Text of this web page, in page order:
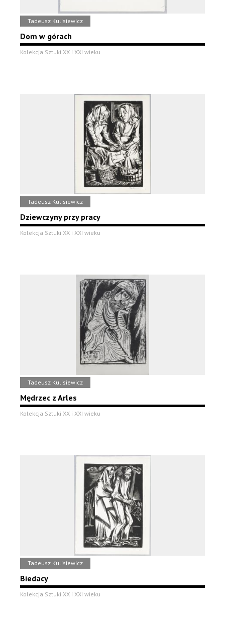
Tadeusz Kulisiewicz
Dom w górach
Kolekcja Sztuki XX i XXI wieku
Tadeusz Kulisiewicz
Dziewczyny przy pracy
Kolekcja Sztuki XX i XXI wieku
Tadeusz Kulisiewicz
Mędrzec z Arles
Kolekcja Sztuki XX i XXI wieku
Tadeusz Kulisiewicz
Biedacy
Kolekcja Sztuki XX i XXI wieku